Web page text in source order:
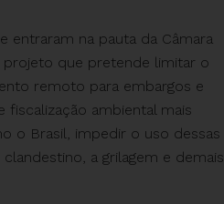
entraram na pauta da Câmara
projeto que pretende limitar o
remoto para embargos e
fiscalização ambiental mais
o Brasil, impedir o uso dessas
a grilagem e demais